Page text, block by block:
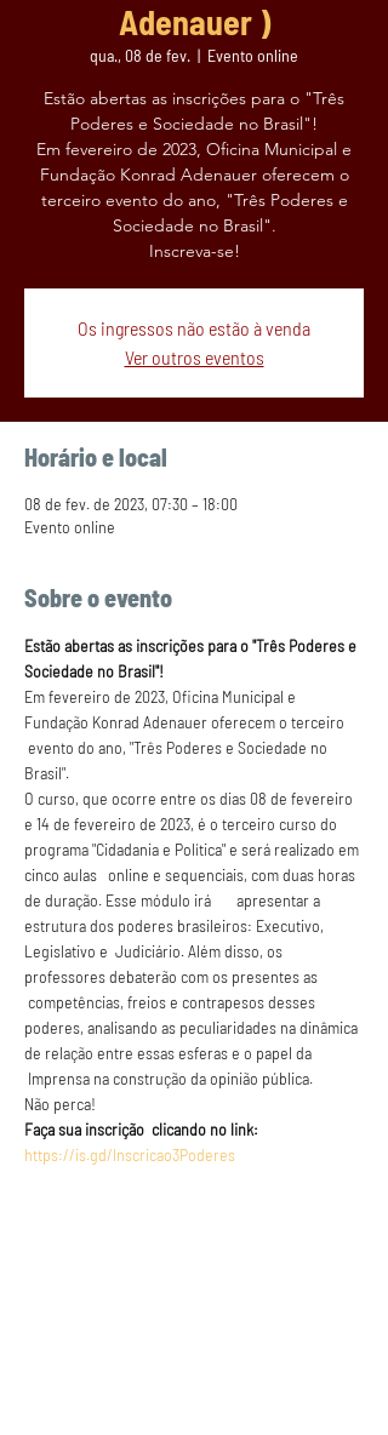
Adenauer )
qua., 08 de fev.
  |
Evento online
Estão abertas as inscrições para o "Três
Poderes e Sociedade no Brasil"!
Em fevereiro de 2023, Oficina Municipal e
Fundação Konrad Adenauer oferecem o
terceiro evento do ano, "Três Poderes e
Sociedade no Brasil".
Inscreva-se!
Os ingressos não estão à venda
Ver outros eventos
Horário e local
08 de fev. de 2023, 07:30 – 18:00
Evento online
Sobre o evento
Estão abertas as inscrições para o "Três Poderes e
Sociedade no Brasil"!
Em fevereiro de 2023, Oficina Municipal e
Fundação Konrad Adenauer oferecem o terceiro
evento do ano, "Três Poderes e Sociedade no
Brasil".
O curso, que ocorre entre os dias 08 de fevereiro
e 14 de fevereiro de 2023, é o terceiro curso do
programa "Cidadania e Política" e será realizado em
cinco aulas   online e sequenciais, com duas horas
de duração. Esse módulo irá       apresentar a
estrutura dos poderes brasileiros: Executivo,
Legislativo e  Judiciário. Além disso, os
professores debaterão com os presentes as
competências, freios e contrapesos desses
poderes, analisando as peculiaridades na dinâmica
de relação entre essas esferas e o papel da
Imprensa na construção da opinião pública.
Não perca!
Faça sua inscrição  clicando no link:
https://is.gd/Inscricao3Poderes